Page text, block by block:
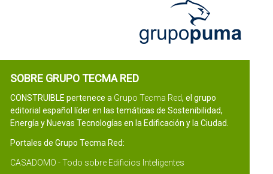
SOBRE GRUPO TECMA RED
CONSTRUIBLE pertenece a Grupo Tecma Red, el grupo
editorial español líder en las temáticas de Sostenibilidad,
Energía y Nuevas Tecnologías en la Edificación y la Ciudad.
Portales de Grupo Tecma Red:
CASADOMO - Todo sobre Edificios Inteligentes